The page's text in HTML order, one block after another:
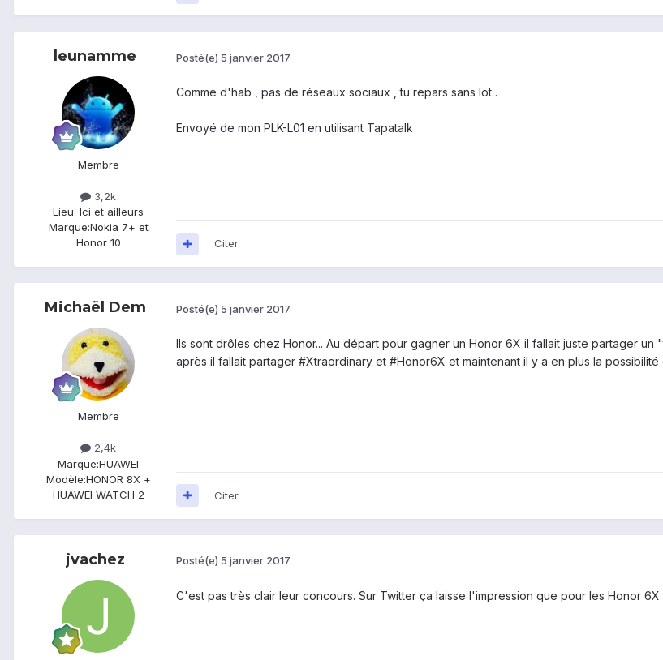
leunamme
Membre
3,2k
Lieu: Ici et ailleurs
Marque:Nokia 7+ et
Honor 10
Posté(e) 5 janvier 2017
Comme d'hab , pas de réseaux sociaux , tu repars sans lot .
Envoyé de mon PLK-L01 en utilisant Tapatalk
Citer
Michaël Dem
Membre
2,4k
Marque:HUAWEI
Modèle:HONOR 8X +
HUAWEI WATCH 2
Posté(e) 5 janvier 2017
Ils sont drôles chez Honor... Au départ pour gagner un Honor 6X il fallait juste partager
après il fallait partager #Xtraordinary et #Honor6X et maintenant il y a en plus la
Citer
jvachez Posté(e) 5 janvier 2017
C'est pas très clair leur concours. Sur Twitter ça laisse l'impression que pour les Honor